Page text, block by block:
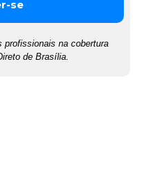
profissionais na cobertura
de Brasília.